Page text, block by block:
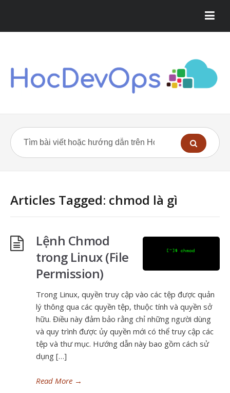
Articles Tagged: chmod là gì
Lệnh Chmod
trong Linux (File
Permission)
Trong Linux, quyền truy cập vào các tệp được quản
lý thông qua các quyền tệp, thuộc tính và quyền sở
hữu. Điều này đảm bảo rằng chỉ những người dùng
và quy trình được ủy quyền mới có thể truy cập các
tệp và thư mục. Hướng dẫn này bao gồm cách sử
dụng […]
Read More →